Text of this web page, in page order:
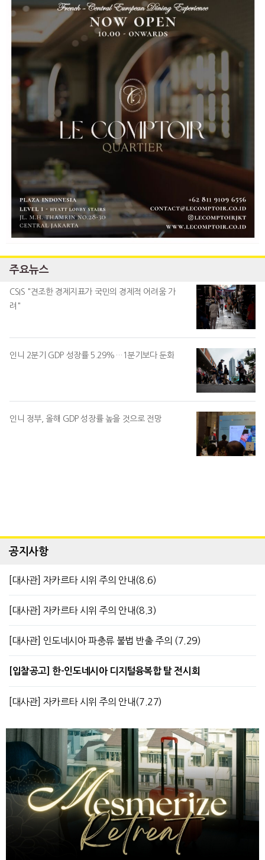
주요뉴스
CSIS "견조한 경제지표가 국민의 경제적 어려움 가
려"
인니 2분기 GDP 성장률 5.29%…1분기보다 둔화
인니 정부, 올해 GDP 성장률 높을 것으로 전망
공지사항
[대사관] 자카르타 시위 주의 안내(8.6)
[대사관] 자카르타 시위 주의 안내(8.3)
[대사관] 인도네시아 파충류 불법 반출 주의 (7.29)
[입찰공고] 한-인도네시아 디지털융복합 탈 전시회
[대사관] 자카르타 시위 주의 안내(7.27)